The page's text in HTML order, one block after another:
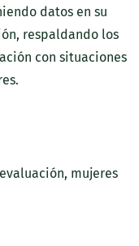
mujeres
datos en su
respaldando los
con situaciones